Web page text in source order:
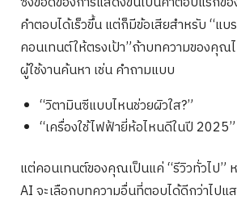
คำตอบได้เร็วขึ้น แต่ก็มีข้อเสียสำหรับ “แ
คอนเทนต์ให้ตรงเป้า”ถ้าบทความของคุณ
ผู้ใช้งานค้นหา เช่น คำถามแบบ
“วิตามินซีแบบไหนช่วยผิวใส?”
“เครื่องใช้ไฟฟ้ายี่ห้อไหนดีในปี 2025”
แต่คอนเทนต์ของคุณเป็นแค่ “รีวิวทั่วไป”
AI จะเลือกบทความอื่นที่ตอบได้ดีกว่าไปแ